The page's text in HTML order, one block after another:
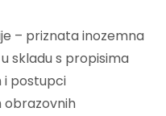
– priznata inozemna
skladu s propisima
i postupci
obrazovnih